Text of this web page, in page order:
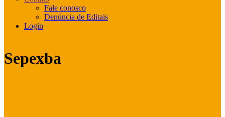
Fale conosco
Denúncia de Editais
Login
Sepexba